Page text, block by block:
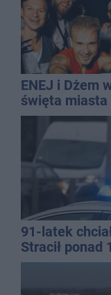
ENEJ i Dżem
święta miasta
91-latek
Stracił ponad